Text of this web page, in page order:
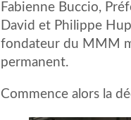
Fabienne Buccio,
David et Philippe
fondateur du MMM
permanent.
Commence alors la